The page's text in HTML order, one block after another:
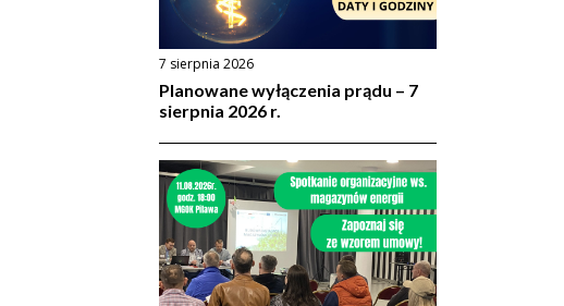
7 sierpnia 2026
Planowane wyłączenia prądu – 7
sierpnia 2026 r.